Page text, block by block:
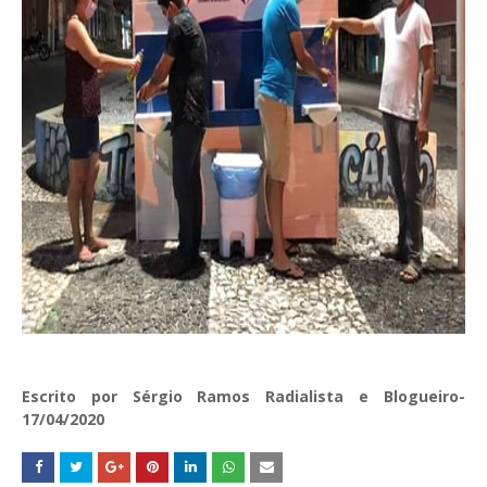
Escrito por Sérgio Ramos Radialista e Blogueiro-
17/04/2020